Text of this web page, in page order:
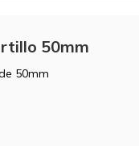
50mm
50mm